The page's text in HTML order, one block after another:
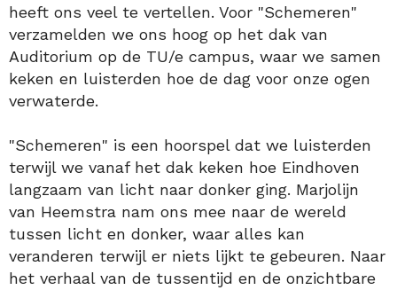
heeft ons veel te vertellen. Voor "Schemeren"
verzamelden we ons hoog op het dak van
Auditorium op de TU/e campus, waar we samen
keken en luisterden hoe de dag voor onze ogen
verwaterde.
"Schemeren" is een hoorspel dat we luisterden
terwijl we vanaf het dak keken hoe Eindhoven
langzaam van licht naar donker ging. Marjolijn
van Heemstra nam ons mee naar de wereld
tussen licht en donker, waar alles kan
veranderen terwijl er niets lijkt te gebeuren. Naar
het verhaal van de tussentijd en de onzichtbare